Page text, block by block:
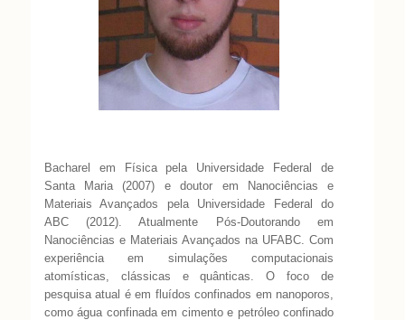
Bacharel em Física pela Universidade Federal de
Santa Maria (2007) e doutor em Nanociências e
Materiais Avançados pela Universidade Federal do
ABC (2012). Atualmente Pós-Doutorando em
Nanociências e Materiais Avançados na UFABC. Com
experiência em simulações computacionais
atomísticas, clássicas e quânticas. O foco de
pesquisa atual é em fluídos confinados em nanoporos,
como água confinada em cimento e petróleo confinado